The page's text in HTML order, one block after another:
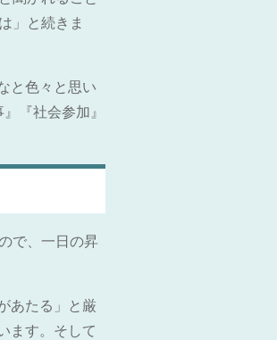
」と続きま
と色々と思い
『社会参加』
で、一日の昇
あたる」と厳
ます。そして